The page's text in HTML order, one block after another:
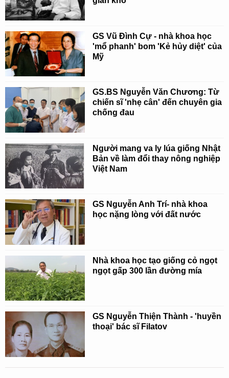
GS Vũ Đình Cự - nhà khoa học
'mổ phanh' bom 'Kẻ hủy diệt' của
Mỹ
GS.BS Nguyễn Văn Chương: Từ
chiến sĩ 'nhẹ cân' đến chuyên gia
chống đau
Người mang va ly lúa giống Nhật
Bản về làm đổi thay nông nghiệp
Việt Nam
GS Nguyễn Anh Trí- nhà khoa
học nặng lòng với đất nước
Nhà khoa học tạo giống cỏ ngọt
ngọt gấp 300 lần đường mía
GS Nguyễn Thiện Thành - 'huyền
thoại' bác sĩ Filatov